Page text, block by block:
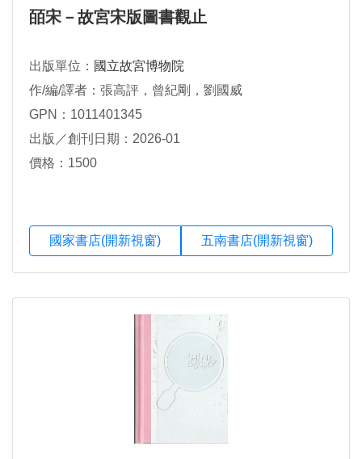
皕宋－故宮宋版圖書觀止
出版單位： 國立故宮博物院
作/編/譯者：張高評，曾紀剛，劉國威
GPN：1011401345
出版／創刊日期：2026-01
價格：1500
國家書店(開新視窗) 五南書店(開新視窗)